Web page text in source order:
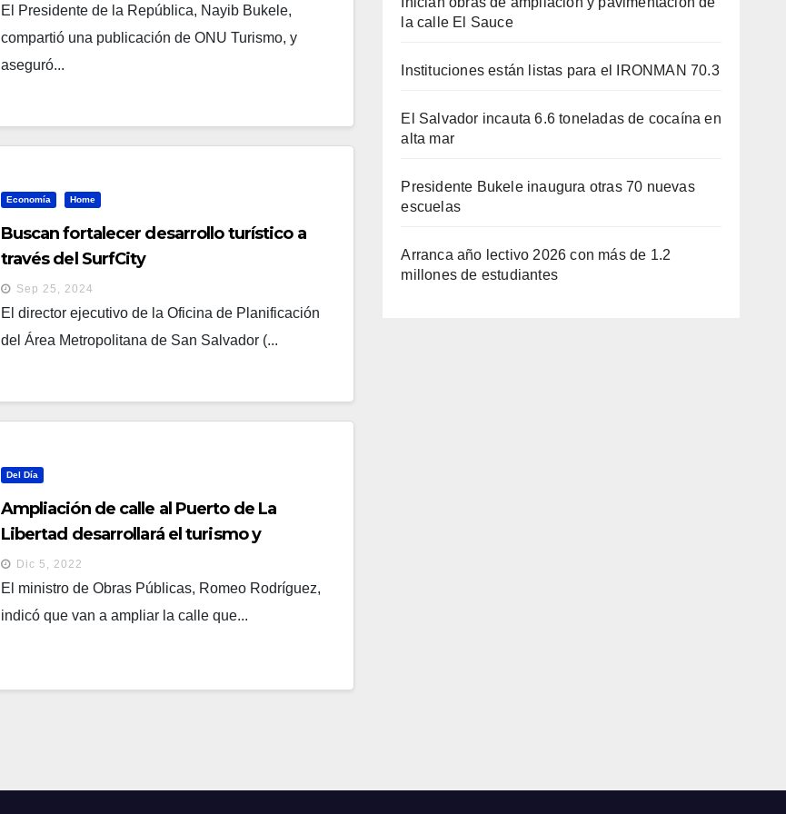
El Presidente de la República, Nayib Bukele,
compartió una publicación de ONU Turismo, y
aseguró...
Economía Home
Buscan fortalecer desarrollo turístico a
través del SurfCity
Sep 25, 2024
El director ejecutivo de la Oficina de Planificación
del Área Metropolitana de San Salvador (...
Del Día
Ampliación de calle al Puerto de La
Libertad desarrollará el turismo y
comercio
Dic 5, 2022
El ministro de Obras Públicas, Romeo Rodríguez,
indicó que van a ampliar la calle que...
la calle El Sauce
Instituciones están listas para el IRONMAN 70.3
El Salvador incauta 6.6 toneladas de cocaína en
alta mar
Presidente Bukele inaugura otras 70 nuevas
escuelas
Arranca año lectivo 2026 con más de 1.2
millones de estudiantes